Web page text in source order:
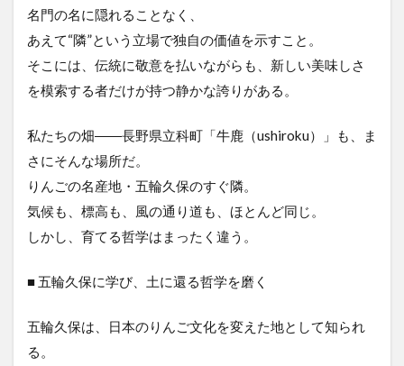
名門の名に隠れることなく、
あえて“隣”という立場で独自の価値を示すこと。
そこには、伝統に敬意を払いながらも、新しい美味しさ
を模索する者だけが持つ静かな誇りがある。
私たちの畑――長野県立科町「牛鹿（ushiroku）」も、ま
さにそんな場所だ。
りんごの名産地・五輪久保のすぐ隣。
気候も、標高も、風の通り道も、ほとんど同じ。
しかし、育てる哲学はまったく違う。
■ 五輪久保に学び、土に還る哲学を磨く
五輪久保は、日本のりんご文化を変えた地として知られ
る。